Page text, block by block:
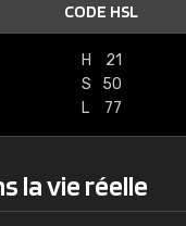
CODE HSL
H
21
S
50
L
77
la vie réelle